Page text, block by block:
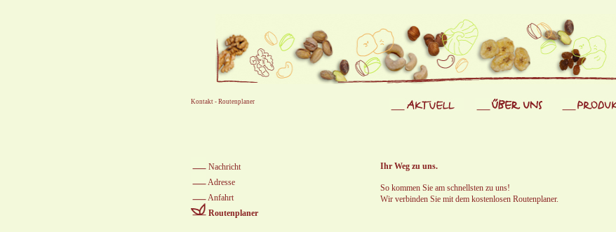
Kontakt - Routenplaner
Nachricht
Adresse
Anfahrt
Routenplaner
Ihr Weg zu uns.
So kommen Sie am schnellsten zu uns!
Wir verbinden Sie mit dem kostenlosen Routenplaner.